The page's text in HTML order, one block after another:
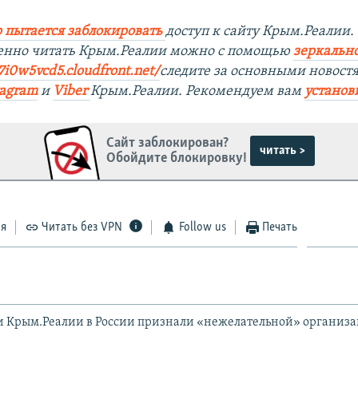
заблокировать доступ к сайту Крым.Реалии.
читать Крым.Реалии можно с помощью
следите за основными
и Viber Крым.Реалии. Рекомендуем вам
Сайт заблокирован?
Обойдите блокировку!
читать >
Читать без VPN Follow us Печать
Крым.Реалии в России признали «нежелательной»